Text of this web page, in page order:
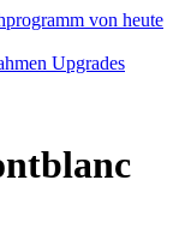
Upgrades